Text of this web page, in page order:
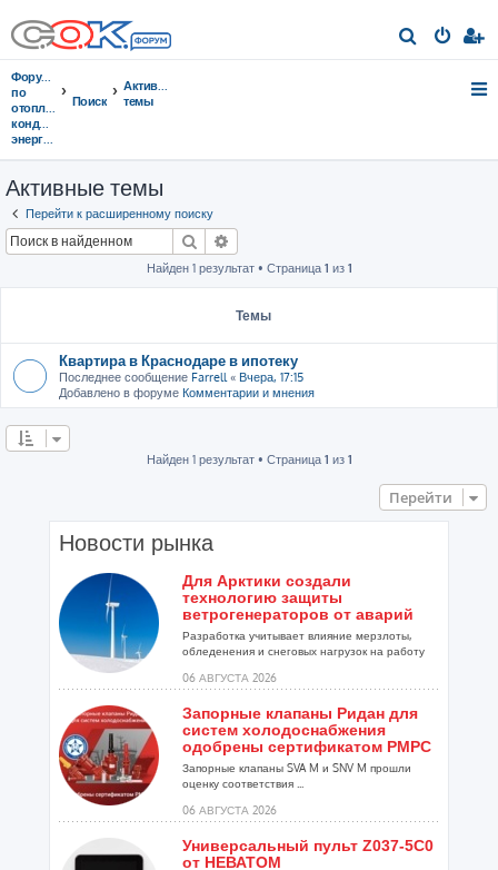
о
Форумы
по
отоплению,
кондиционированию,
энергосбережению
Поиск
Активные
темы
Активные темы
Перейти к расширенному поиску
Поиск
Найден 1 результат • Страница 1 из 1
Темы
Квартира в Краснодаре в ипотеку
Последнее сообщение Farrell « Вчера, 17:15
Добавлено в форуме Комментарии и мнения
Найден 1 результат • Страница 1 из 1
Перейти
Новости рынка
Для Арктики создали
технологию защиты
ветрогенераторов от аварий
Разработка учитывает влияние мерзлоты,
обледенения и снеговых нагрузок на работу
06 АВГУСТА 2026
Запорные клапаны Ридан для
систем холодоснабжения
одобрены сертификатом РМРС
Запорные клапаны SVA M и SNV M прошли
оценку соответствия ...
06 АВГУСТА 2026
Универсальный пульт Z037-5C0
от НЕВАТОМ